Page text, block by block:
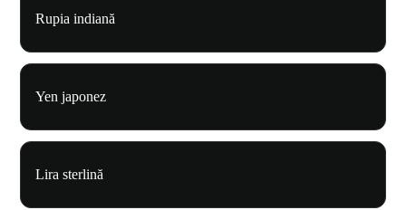
Rupia indiană
Yen japonez
Lira sterlină